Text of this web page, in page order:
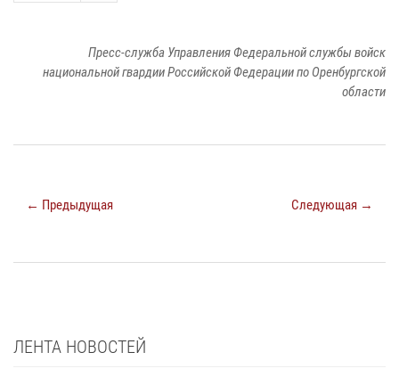
Пресс-служба Управления Федеральной службы войск
национальной гвардии Российской Федерации по Оренбургской
области
← Предыдущая Следующая →
ЛЕНТА НОВОСТЕЙ